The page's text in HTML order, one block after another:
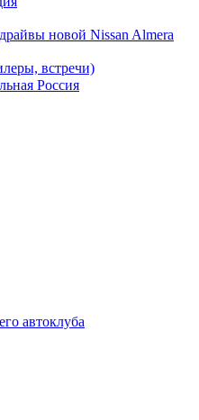
новой Nissan Almera
встречи)
Россия
автоклуба